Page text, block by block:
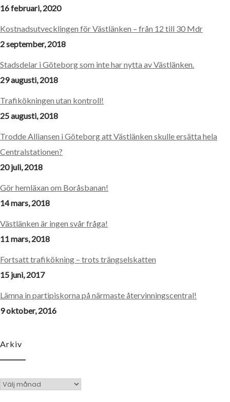
16 februari, 2020
Kostnadsutvecklingen för Västlänken – från 12 till 30 Mdr
2 september, 2018
Stadsdelar i Göteborg som inte har nytta av Västlänken.
29 augusti, 2018
Trafikökningen utan kontroll!
25 augusti, 2018
Trodde Alliansen i Göteborg att Västlänken skulle ersätta hela
Centralstationen?
20 juli, 2018
Gör hemläxan om Boråsbanan!
14 mars, 2018
Västlänken är ingen svår fråga!
11 mars, 2018
Fortsatt trafikökning – trots trängselskatten
15 juni, 2017
Lämna in partipiskorna på närmaste återvinningscentral!
9 oktober, 2016
Arkiv
Arkiv